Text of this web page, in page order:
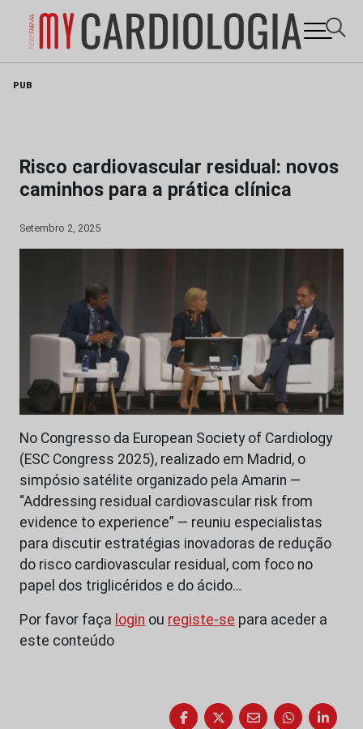
PUB
Risco cardiovascular residual: novos
caminhos para a prática clínica
Setembro 2, 2025
No Congresso da European Society of Cardiology
(ESC Congress 2025), realizado em Madrid, o
simpósio satélite organizado pela Amarin —
“Addressing residual cardiovascular risk from
evidence to experience” — reuniu especialistas
para discutir estratégias inovadoras de redução
do risco cardiovascular residual, com foco no
papel dos triglicéridos e do ácido…
Por favor faça login ou registe-se para aceder a
este conteúdo